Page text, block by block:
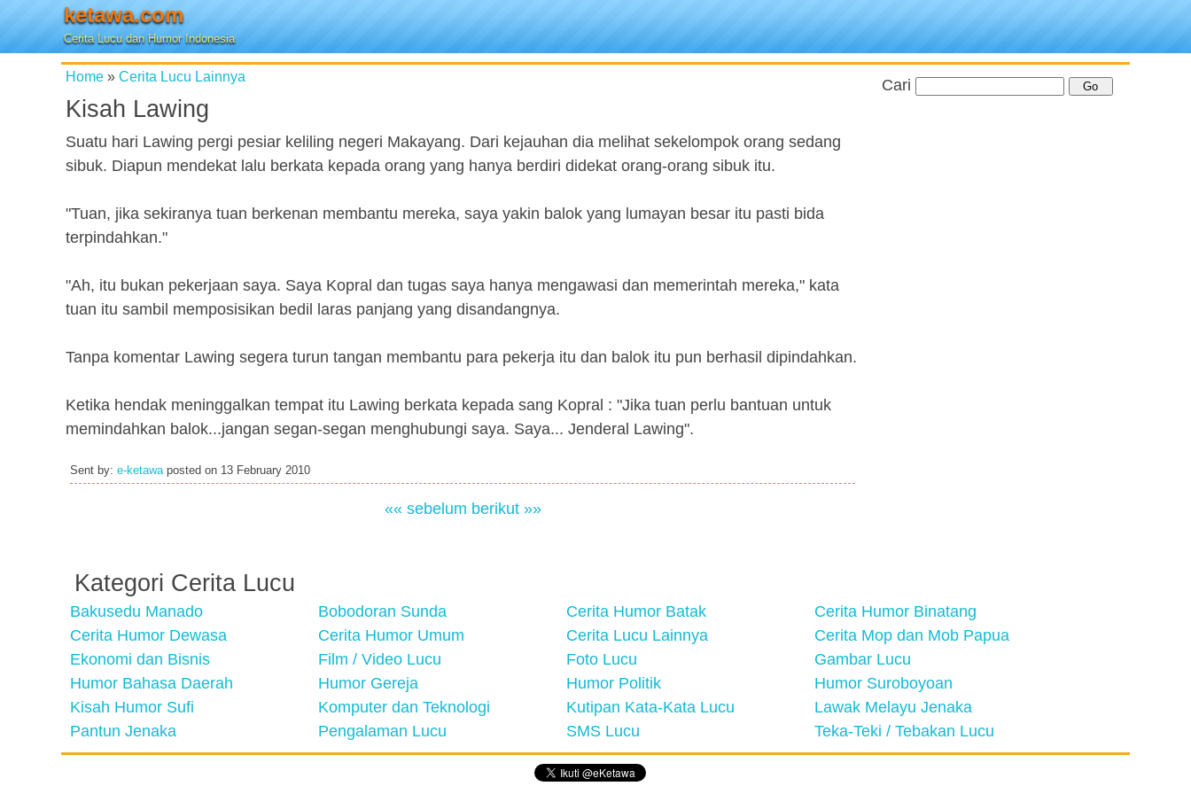
ketawa.com
Cerita Lucu dan Humor Indonesia
Home » Cerita Lucu Lainnya
Kisah Lawing
Suatu hari Lawing pergi pesiar keliling negeri Makayang. Dari kejauhan dia melihat sekelompok orang sedang
sibuk. Diapun mendekat lalu berkata kepada orang yang hanya berdiri didekat orang-orang sibuk itu.
"Tuan, jika sekiranya tuan berkenan membantu mereka, saya yakin balok yang lumayan besar itu pasti bida
terpindahkan."
"Ah, itu bukan pekerjaan saya. Saya Kopral dan tugas saya hanya mengawasi dan memerintah mereka," kata
tuan itu sambil memposisikan bedil laras panjang yang disandangnya.
Tanpa komentar Lawing segera turun tangan membantu para pekerja itu dan balok itu pun berhasil dipindahkan.
Ketika hendak meninggalkan tempat itu Lawing berkata kepada sang Kopral : "Jika tuan perlu bantuan untuk
memindahkan balok...jangan segan-segan menghubungi saya. Saya... Jenderal Lawing".
Sent by: e-ketawaposted on 13 February 2010
«« sebelum berikut »»
Cari
Kategori Cerita Lucu
Bakusedu Manado Bobodoran Sunda Cerita Humor Batak
Cerita Humor Binatang
Cerita Humor Dewasa
Cerita Humor Umum Cerita Lucu Lainnya
Cerita Mop dan Mob Papua
Ekonomi dan Bisnis
Film / Video Lucu Foto Lucu
Gambar Lucu
Humor Bahasa Daerah
Humor Gereja Humor Politik
Humor Suroboyoan
Kisah Humor Sufi
Komputer dan Teknologi Kutipan Kata-Kata Lucu
Lawak Melayu Jenaka
Pantun Jenaka
Pengalaman Lucu SMS Lucu Teka-Teki / Tebakan Lucu